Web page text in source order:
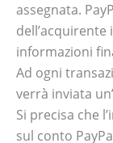
assegnata.
informazioni
Ad ogni
verrà inviata
Si precisa che
sul conto